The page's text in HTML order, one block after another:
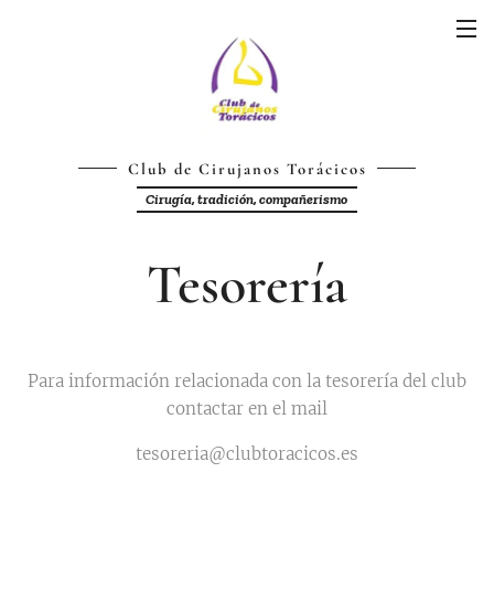
Club de Cirujanos Torácicos
Cirugía, tradición, compañerismo
Tesorería
Para información relacionada con la tesorería del club
contactar en el mail
tesoreria@clubtoracicos.es